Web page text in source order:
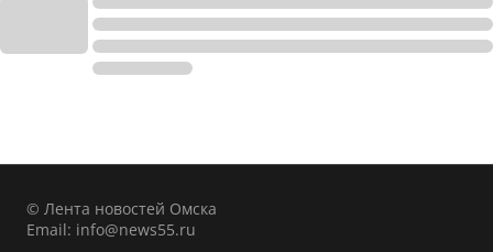
© Лента новостей Омска
Email: info@news55.ru